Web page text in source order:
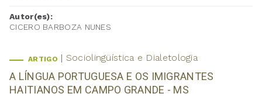
Autor(es):
CICERO BARBOZA NUNES
ARTIGO Sociolingüística e Dialetologia
A LÍNGUA PORTUGUESA E OS IMIGRANTES
HAITIANOS EM CAMPO GRANDE - MS